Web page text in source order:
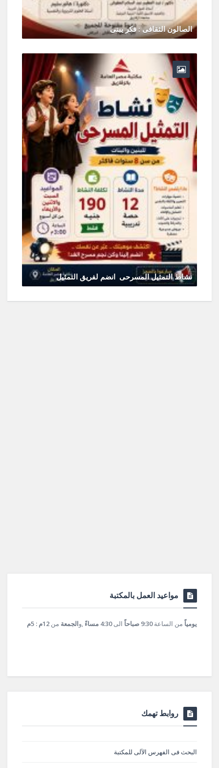
الصالون الثقافى : فكر يبنى
نشاط التمثيل المسرحى انضم لفريق التمثيل
مواعيد العمل بالمكتبة
يومياً من الساعة9:30 صباحاً الى4:30 مساءً ,والجمعة من 12م : 5م
روابط تهمك
البحث فى الفهرس الآلى للمكتبة